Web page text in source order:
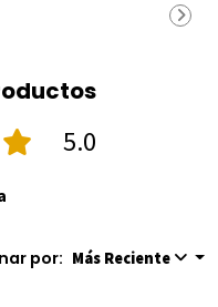
5.0
por: Más Reciente